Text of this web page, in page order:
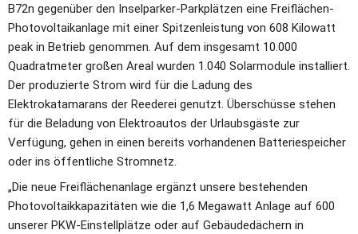
B72n gegenüber den Inselparker-Parkplätzen eine Freiflächen-
Photovoltaikanlage mit einer Spitzenleistung von 608 Kilowatt
peak in Betrieb genommen. Auf dem insgesamt 10.000
Quadratmeter großen Areal wurden 1.040 Solarmodule installiert.
Der produzierte Strom wird für die Ladung des
Elektrokatamarans der Reederei genutzt. Überschüsse stehen
für die Beladung von Elektroautos der Urlaubsgäste zur
Verfügung, gehen in einen bereits vorhandenen Batteriespeicher
oder ins öffentliche Stromnetz.
„Die neue Freiflächenanlage ergänzt unsere bestehenden
Photovoltaikkapazitäten wie die 1,6 Megawatt Anlage auf 600
unserer PKW-Einstellplätze oder auf Gebäudedächern in